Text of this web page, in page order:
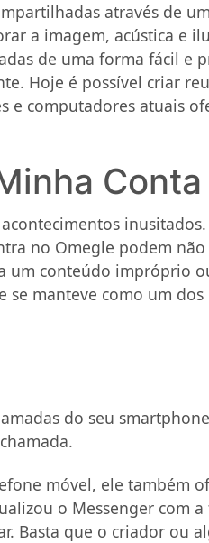
através de
a imagem, acústica e
de uma forma fácil e
Hoje é possível criar
e computadores atuais
Conta
no Omegle podem
um conteúdo impróprio
manteve como um
do seu
móvel, ele também
o Messenger com
Basta que o criador ou